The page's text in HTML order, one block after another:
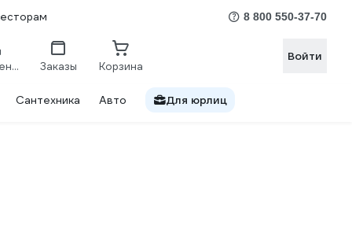
8 800 550-37-70
Сравнение Заказы Корзина
Войти
Сантехника Авто Для юрлиц